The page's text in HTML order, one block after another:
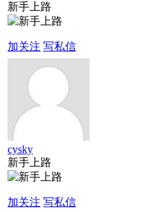
新手上路
加关注 写私信
cysky
新手上路
加关注 写私信